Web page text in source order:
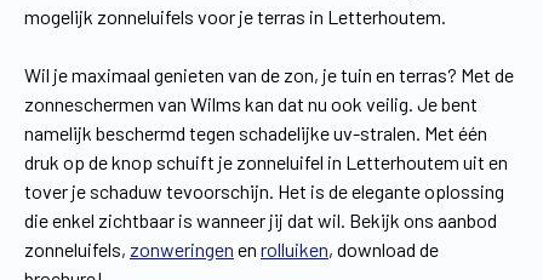
mogelijk zonneluifels voor je terras in Letterhoutem.
Wil je maximaal genieten van de zon, je tuin en terras? Met de
zonneschermen van Wilms kan dat nu ook veilig. Je bent
namelijk beschermd tegen schadelijke uv-stralen. Met één
druk op de knop schuift je zonneluifel in Letterhoutem uit en
tover je schaduw tevoorschijn. Het is de elegante oplossing
die enkel zichtbaar is wanneer jij dat wil. Bekijk ons aanbod
zonneluifels, zonweringen en rolluiken, download de